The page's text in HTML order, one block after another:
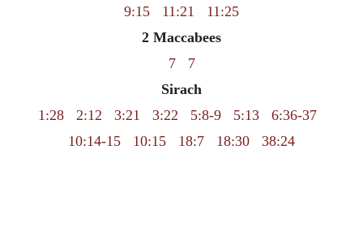
9:15
11:21
11:25
2 Maccabees
7
7
Sirach
1:28
2:12 3:21 3:22 5:8-9 5:13
6:36-37
10:14-15
10:15 18:7 18:30 38:24